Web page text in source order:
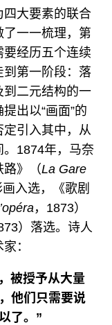
四大要素的联合
一一梳理，第
经历五个连续
到第一阶段：落
到二元结构的一
出以“画面”的
引入其中，从
。1874年，马奈
路》（La Gare
入选，《歌剧
，1873）
）落选。诗人
：
被授予从大量
他们只需要说
了。”